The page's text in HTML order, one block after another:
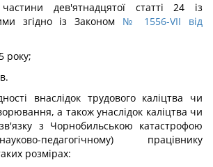
дев'ятнадцятої статті 24 із
згідно із Законом № 1556-VII від
року;
внаслідок трудового каліцтва чи
а також унаслідок каліцтва чи
з Чорнобильською катастрофою
педагогічному) працівнику
розмірах: